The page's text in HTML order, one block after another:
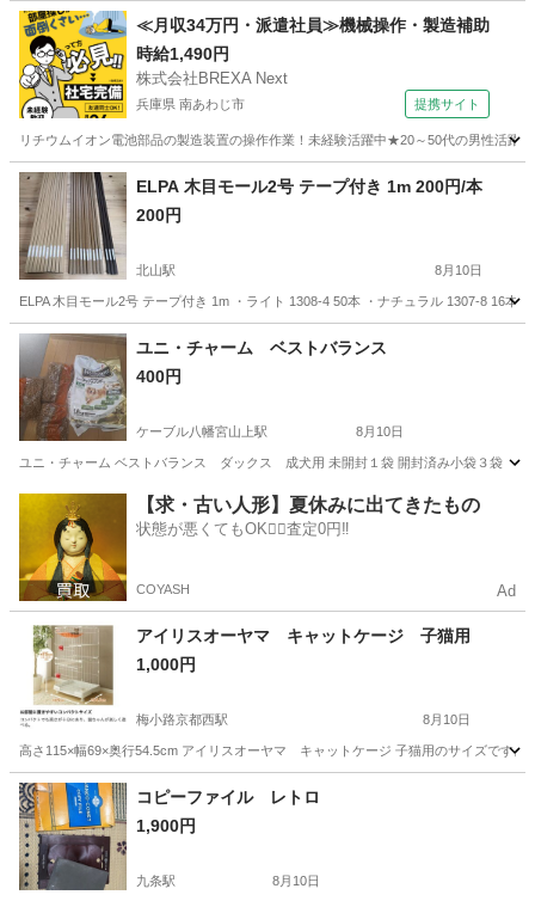
京都 八幡市 ケーブル八幡宮山上駅 その他 ミンチ
≪月収34万円・派遣社員≫機械操作・製造補助
時給1,490円
株式会社BREXA Next
兵庫県 南あわじ市 提携サイト
リチウムイオン電池部品の製造装置の操作作業！未経験活躍中★20～50代の男性活
兵庫 南あわじ市 その他
ELPA 木目モール2号 テープ付き 1m 200円/本
200円
北山駅 8月10日
ELPA 木目モール2号 テープ付き 1m ・ライト 1308-4 50本 ・ナチュラル 1307-8 16
京都 北山駅 テープ
ユニ・チャーム ベストバランス
400円
ケーブル八幡宮山上駅 8月10日
ユニ・チャーム ベストバランス ダックス 成犬用 未開封１袋 開封済み小袋３袋
ケーブル八幡宮山上駅 その他 ミンチ
【求・古い人形】夏休みに出てきたもの
状態が悪くてもOK🙆‍♀️査定0円‼️
COYASH Ad
アイリスオーヤマ キャットケージ 子猫用
1,000円
梅小路京都西駅 8月10日
高さ115×幅69×奥行54.5cm アイリスオーヤマ キャットケージ 子猫用のサイズです
京都 京都市 梅小路京都西駅 その他
コピーファイル レトロ
1,900円
九条駅 8月10日